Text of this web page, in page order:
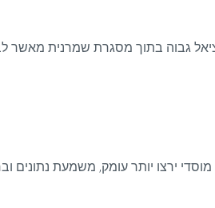
גבוה בתוך מסגרת שמרנית מאשר
ירצו יותר עומק, משמעת נתונים